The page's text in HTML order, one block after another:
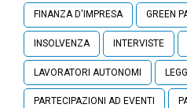
FINANZA D'IMPRESA GREEN
INSOLVENZA INTERVISTE
LAVORATORI AUTONOMI
PARTECIPAZIONI AD EVENTI